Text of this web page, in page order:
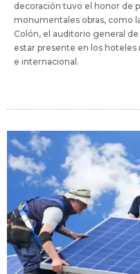
decoración tuvo el honor de
monumentales obras, como
Colón, el auditorio general
estar presente en los
e internacional.